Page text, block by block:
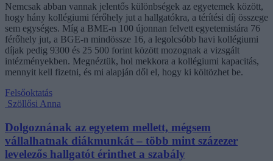
Nemcsak abban vannak jelentős különbségek az egyetemek között,
hogy hány kollégiumi férőhely jut a hallgatókra, a térítési díj összege
sem egységes. Míg a BME-n 100 újonnan felvett egyetemistára 76
férőhely jut, a BGE-n mindössze 16, a legolcsóbb havi kollégiumi
díjak pedig 9300 és 25 500 forint között mozognak a vizsgált
intézményekben. Megnéztük, hol mekkora a kollégiumi kapacitás,
mennyit kell fizetni, és mi alapján dől el, hogy ki költözhet be.
Felsőoktatás
Szöllősi Anna
Dolgoznának az egyetem mellett, mégsem
vállalhatnak diákmunkát – több mint százezer
levelezős hallgatót érinthet a szabály